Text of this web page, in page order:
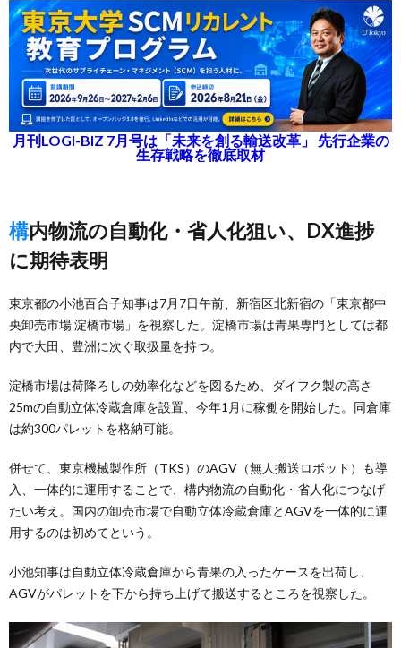
月刊LOGI-BIZ 7月号は「未来を創る輸送改革」 先行企業の
生存戦略を徹底取材
構内物流の自動化・省人化狙い、DX進捗
に期待表明
東京都の小池百合子知事は7月7日午前、新宿区北新宿の「東京都中
央卸売市場 淀橋市場」を視察した。淀橋市場は青果専門としては都
内で大田、豊洲に次ぐ取扱量を持つ。
淀橋市場は荷降ろしの効率化などを図るため、ダイフク製の高さ
25mの自動立体冷蔵倉庫を設置、今年1月に稼働を開始した。同倉庫
は約300パレットを格納可能。
併せて、東京機械製作所（TKS）のAGV（無人搬送ロボット）も導
入、一体的に運用することで、構内物流の自動化・省人化につなげ
たい考え。国内の卸売市場で自動立体冷蔵倉庫とAGVを一体的に運
用するのは初めてという。
小池知事は自動立体冷蔵倉庫から青果の入ったケースを出荷し、
AGVがパレットを下から持ち上げて搬送するところを視察した。